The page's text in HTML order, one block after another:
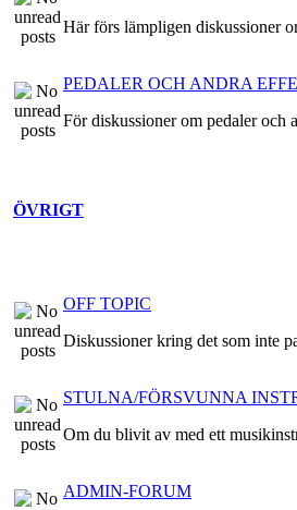
Här förs lämpligen diskussioner
PEDALER OCH ANDRA
För diskussioner om pedaler och
ÖVRIGT
OFF TOPIC
Diskussioner kring det som inte
STULNA/FÖRSVUNNA
Om du blivit av med ett
ADMIN-FORUM